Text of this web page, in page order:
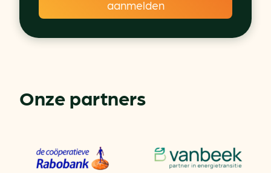
Onze partners